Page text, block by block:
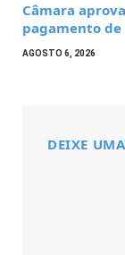
Câmara
pagamento
AGOSTO 6, 2026
DEIXE